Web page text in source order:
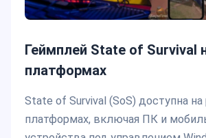
Геймплей State of Survival
платформах
State of Survival (SoS) доступна
платформах, включая ПК и